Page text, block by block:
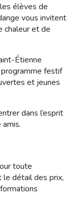
élèves de
vous invitent
chaleur et de
Étienne
programme festif
et jeunes
dans l’esprit
toute
le détail des prix,